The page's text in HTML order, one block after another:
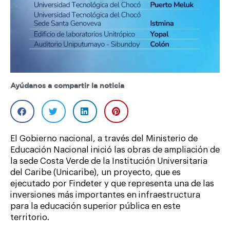
Ayúdanos a compartir la noticia
El Gobierno nacional, a través del Ministerio de
Educación Nacional inició las obras de ampliación de
la sede Costa Verde de la Institución Universitaria
del Caribe (Unicaribe), un proyecto, que es
ejecutado por Findeter y que representa una de las
inversiones más importantes en infraestructura
para la educación superior pública en este
territorio.